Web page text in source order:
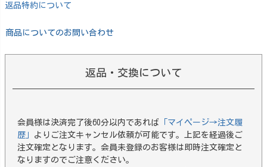
返品特約について
商品についてのお問い合わせ
返品・交換について
会員様は決済完了後60分以内であれば 「マイページ→注文履
歴」 よりご注文キャンセル依頼が可能です。上記を経過後ご
注文確定となります。会員未登録のお客様は即時注文確定と
なりますのでご注意ください。